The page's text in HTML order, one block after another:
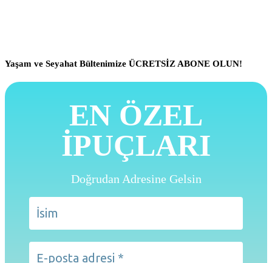
Yaşam ve Seyahat Bültenimize ÜCRETSİZ ABONE OLUN!
EN ÖZEL
İPUÇLARI
Doğrudan Adresine Gelsin